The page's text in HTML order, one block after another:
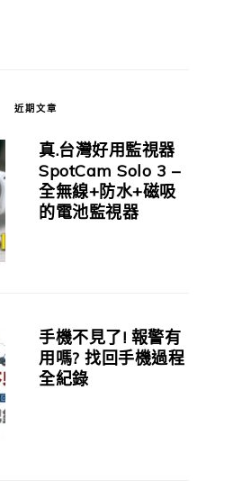
近期文章
真.台灣好用監視器
SpotCam Solo 3 –
全無線+防水+磁吸
的電池監視器
手機不見了! 報警有
用嗎? 找回手機過程
全紀錄